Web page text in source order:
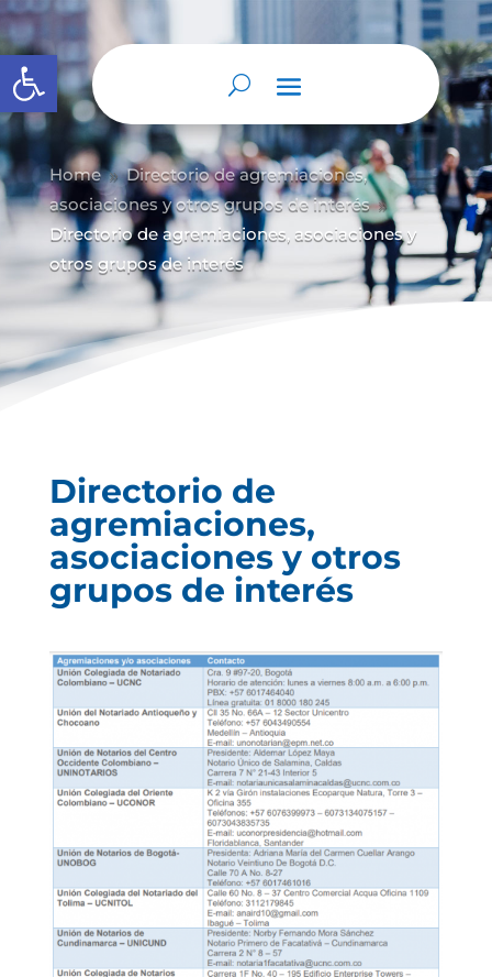
Abrir barra de herramientas
Home 9 Directorio de agremiaciones,
asociaciones y otros grupos de interés 9
Directorio de agremiaciones, asociaciones y
otros grupos de interés
Directorio de
agremiaciones,
asociaciones y otros
grupos de interés